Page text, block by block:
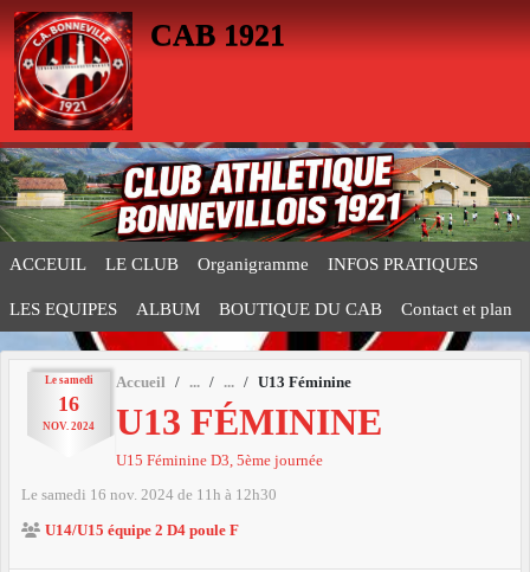
CAB 1921
ACCEUIL LE CLUB Organigramme INFOS PRATIQUES
LES EQUIPES ALBUM BOUTIQUE DU CAB Contact et plan
Le samedi
16
NOV. 2024
Accueil U13 Féminine
U13 FÉMININE
U15 Féminine D3, 5ème journée
Le samedi 16 nov. 2024 de 11h à 12h30
U14/U15 équipe 2 D4 poule F
Panneau de gestion des cookies